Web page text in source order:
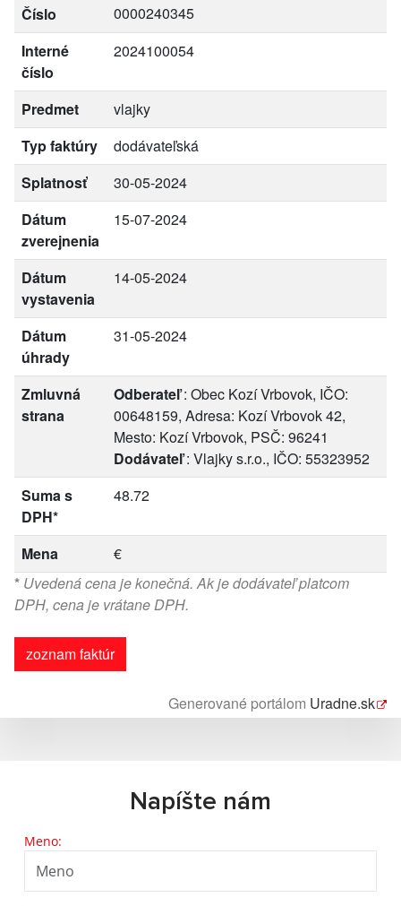
Číslo
0000240345
Interné
číslo
2024100054
Predmet
vlajky
Typ faktúry
dodávateľská
Splatnosť
30-05-2024
Dátum
zverejnenia
15-07-2024
Dátum
vystavenia
14-05-2024
Dátum
úhrady
31-05-2024
Zmluvná
strana
Odberateľ: Obec Kozí Vrbovok, IČO:
00648159, Adresa: Kozí Vrbovok 42,
Mesto: Kozí Vrbovok, PSČ: 96241
Dodávateľ: Vlajky s.r.o., IČO: 55323952
Suma s
DPH*
48.72
Mena
€
* Uvedená cena je konečná. Ak je dodávateľ platcom
DPH, cena je vrátane DPH.
zoznam faktúr
Generované portálom Uradne.sk
Napíšte nám
Meno: